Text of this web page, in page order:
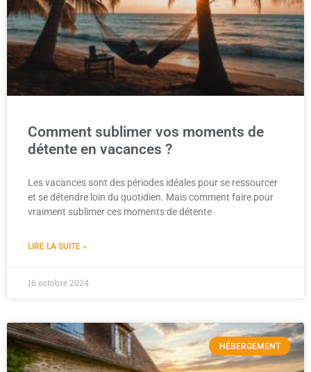
Comment sublimer vos moments de
détente en vacances ?
Les vacances sont des périodes idéales pour se ressourcer
et se détendre loin du quotidien. Mais comment faire pour
vraiment sublimer ces moments de détente
LIRE LA SUITE »
16 octobre 2024
HÉBERGEMENT